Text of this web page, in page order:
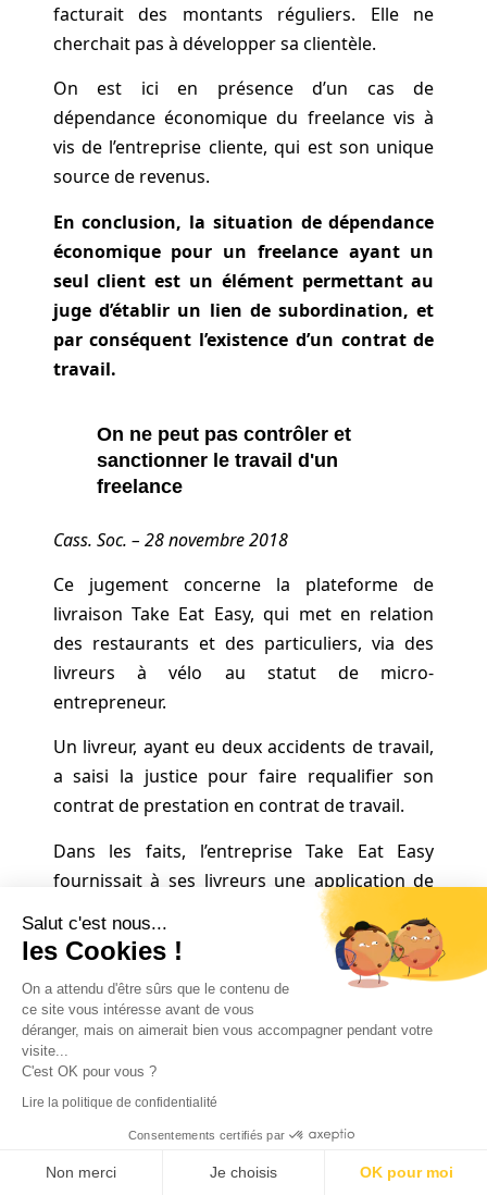
facturait des montants réguliers. Elle ne
cherchait pas à développer sa clientèle.
On est ici en présence d’un cas de
dépendance économique du freelance vis à
vis de l’entreprise cliente, qui est son unique
source de revenus.
En conclusion, la situation de dépendance
économique pour un freelance ayant un
seul client est un élément permettant au
juge d’établir un lien de subordination, et
par conséquent l’existence d’un contrat de
travail.
On ne peut pas contrôler et
sanctionner le travail d'un
freelance
Cass. Soc. – 28 novembre 2018
Ce jugement concerne la plateforme de
livraison Take Eat Easy, qui met en relation
des restaurants et des particuliers, via des
livreurs à vélo au statut de micro-
entrepreneur.
Un livreur, ayant eu deux accidents de travail,
a saisi la justice pour faire requalifier son
contrat de prestation en contrat de travail.
Dans les faits, l’entreprise Take Eat Easy
fournissait à ses livreurs une application de
gestion des livraisons, qui lui permettait de
suivre la position du livreur en temps réel, et
de comptabiliser les kilomètres parcourus.
Par ailleurs, le système permettait d’appliquer
des sanctions au livreur via des pénalités en
cas de manquement à leurs obligations.
Jugeant que l’entreprise avait la possibilité de
contrôler de manière précise le travail du
Salut c'est nous...
les Cookies !
On a attendu d'être sûrs que le contenu de
ce site vous intéresse avant de vous
déranger, mais on aimerait bien vous accompagner pendant votre
visite...
C'est OK pour vous ?
Lire la politique de confidentialité
Consentements certifiés par
Non merci Je choisis OK pour moi